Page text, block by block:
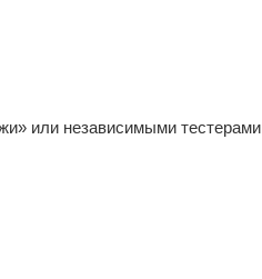
или независимыми тестерами